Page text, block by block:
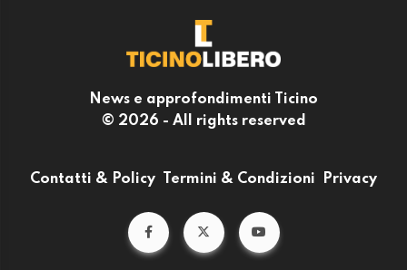
News e approfondimenti Ticino
© 2026 - All rights reserved
Contatti & Policy Termini & Condizioni Privacy